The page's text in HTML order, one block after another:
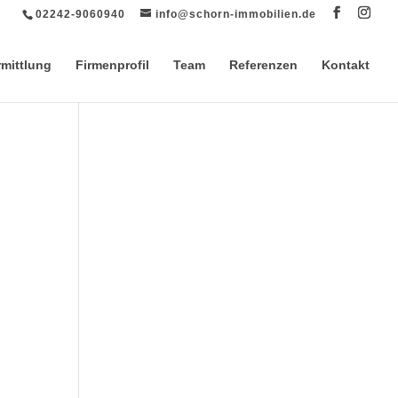
02242-9060940 info@schorn-immobilien.de
Firmenprofil Team Referenzen Kontakt